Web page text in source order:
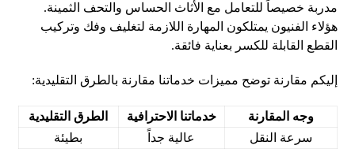
مدربة خصيصاً للتعامل مع الأثاث الحساس والتحف الثمينة.
هؤلاء الفنيون يمتلكون المهارة اللازمة لتغليف وفك وتركيب
القطع القابلة للكسر بعناية فائقة.
إليكم مقارنة توضح مميزات خدماتنا مقارنة بالطرق التقليدية:
وجه المقارنة خدماتنا الاحترافية
الطرق التقليدية
سرعة النقل
عالية جداً
بطيئة